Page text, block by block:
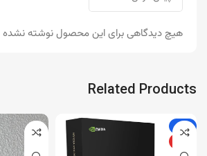
هیچ دیدگاهی برای این محصول نوشته
Related Products
-4%